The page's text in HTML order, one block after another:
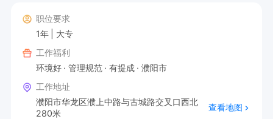
职位要求
1年
大专
工作福利
环境好
管理规范 有提成
濮阳市
工作地址
濮阳市华龙区濮上中路与古城路交叉口西北
280米
查看地图